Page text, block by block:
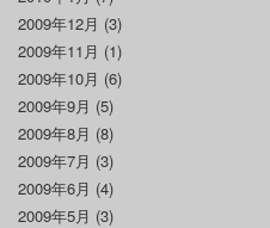
2009年12月 (3)
2009年11月 (1)
2009年10月 (6)
2009年9月 (5)
2009年8月 (8)
2009年7月 (3)
2009年6月 (4)
2009年5月 (3)